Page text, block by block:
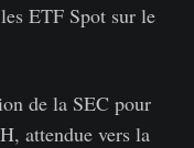
ETF Spot sur le
de la SEC pour
attendue vers la